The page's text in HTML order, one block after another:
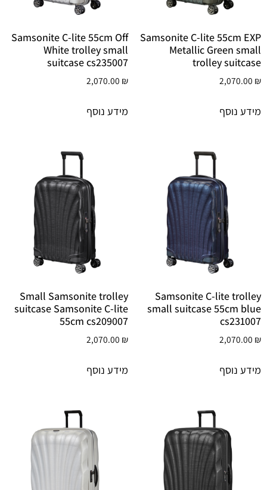
הוסף קו תחתון לקישורים
לאפס
האפשרויות
Samsonite C-lite 55cm EXP
Metallic Green small
trolley suitcase
2,070.00 ₪
מידע נוסף
Samsonite C-lite 55cm Off
White trolley small
suitcase cs235007
2,070.00 ₪
מידע נוסף
Samsonite C-lite trolley
small suitcase 55cm blue
cs231007
2,070.00 ₪
מידע נוסף
Small Samsonite trolley
suitcase Samsonite C-lite
55cm cs209007
2,070.00 ₪
מידע נוסף